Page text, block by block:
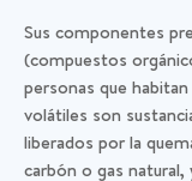
Sus componentes
(compuestos
personas que
volátiles son
liberados por la
carbón o gas natural,